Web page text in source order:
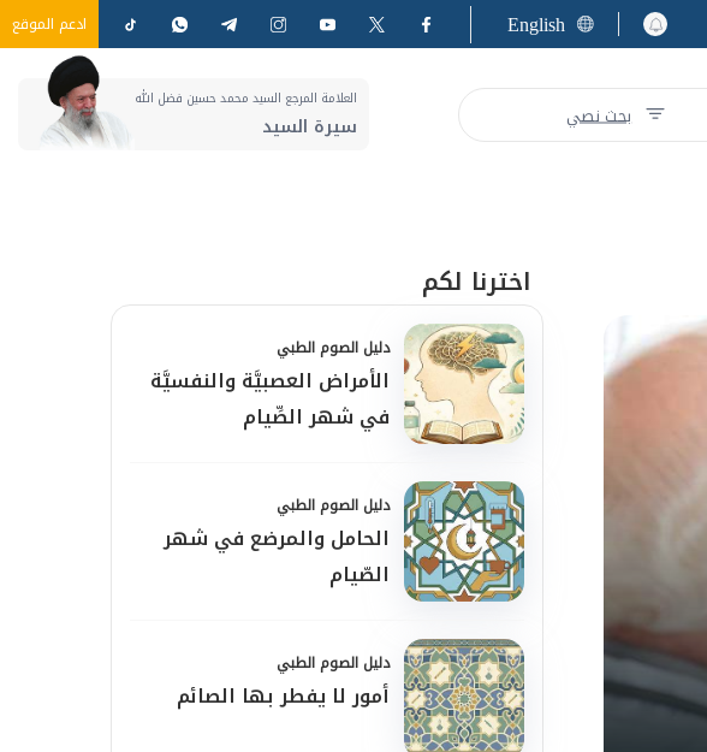
English ادعم الموقع
بحث نصي
العلامة المرجع السيد محمد حسين فضل الله
سيرة السيد
اخترنا لكم
دليل الصوم الطبي
الأمراض العصبيَّة والنفسيَّة
في شهر الصِّيام
دليل الصوم الطبي
الحامل والمرضع في شهر
الصّيام
دليل الصوم الطبي
أمور لا يفطر بها الصائم